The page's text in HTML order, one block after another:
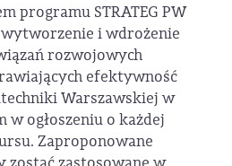
programu STRATEG PW
i wdrożenie
rozwojowych
efektywność
Warszawskiej w
w ogłoszeniu o każdej
Zaproponowane